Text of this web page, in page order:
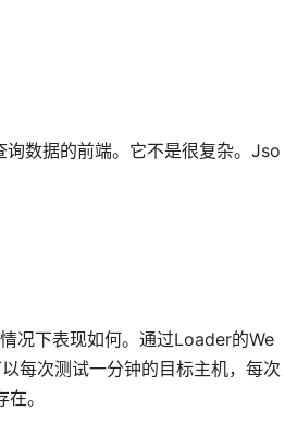
数据的前端。它不是很复杂。Jso
况下表现如何。通过Loader的We
每次测试一分钟的目标主机，每次
。